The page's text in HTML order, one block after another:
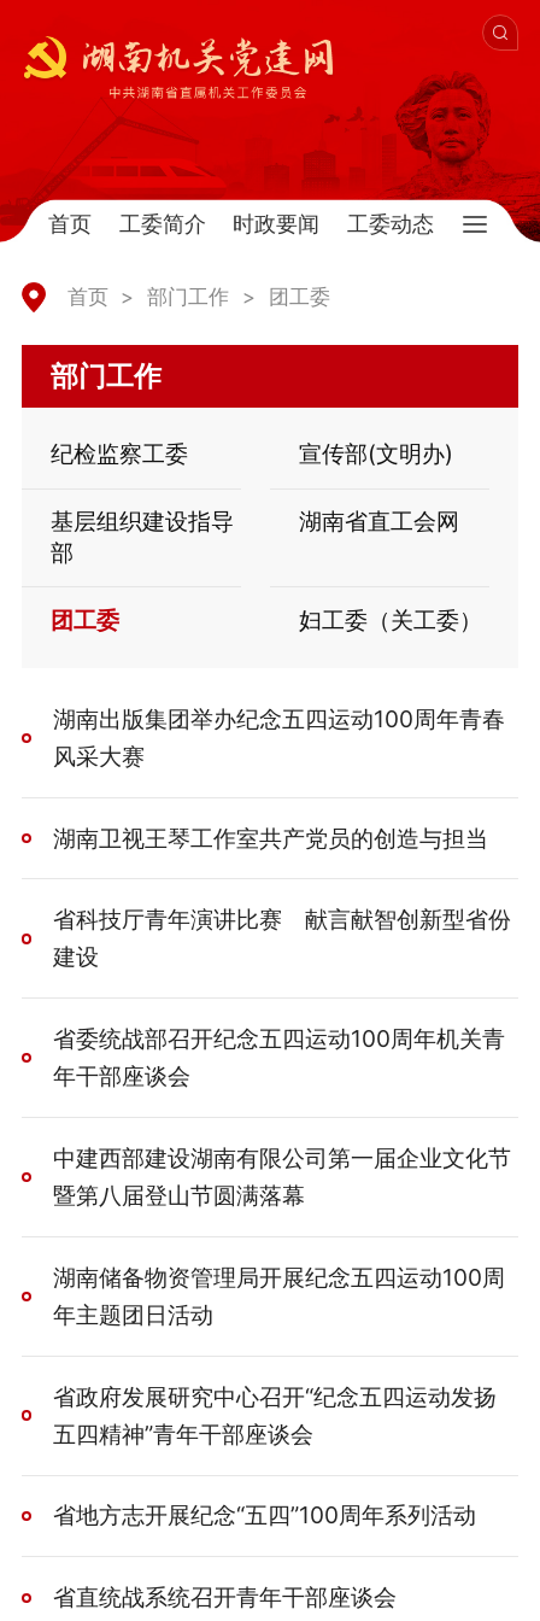
首页 工委简介 时政要闻 工委动态
首页 > 部门工作 > 团工委
部门工作
纪检监察工委 宣传部(文明办)
基层组织建设指导
部
湖南省直工会网
团工委 妇工委（关工委）
湖南出版集团举办纪念五四运动100周年青春
风采大赛
湖南卫视王琴工作室共产党员的创造与担当
省科技厅青年演讲比赛 献言献智创新型省份
建设
省委统战部召开纪念五四运动100周年机关青
年干部座谈会
中建西部建设湖南有限公司第一届企业文化节
暨第八届登山节圆满落幕
湖南储备物资管理局开展纪念五四运动100周
年主题团日活动
省政府发展研究中心召开“纪念五四运动发扬
五四精神”青年干部座谈会
省地方志开展纪念“五四”100周年系列活动
省直统战系统召开青年干部座谈会